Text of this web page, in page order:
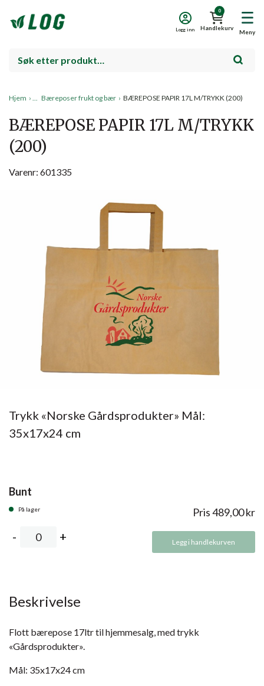
Meny
0
Handlekurv
Logg inn
Hjem › Bæreposer frukt og bær › BÆREPOSE PAPIR 17L M/TRYKK (200)
BÆREPOSE PAPIR 17L M/TRYKK
(200)
Varenr: 601335
Trykk «Norske Gårdsprodukter» Mål:
35x17x24 cm
Bunt
På lager Pris489,00kr
Legg i handlekurven
Beskrivelse
Flott bærepose 17ltr til hjemmesalg, med trykk
«Gårdsprodukter».
Mål: 35x17x24 cm